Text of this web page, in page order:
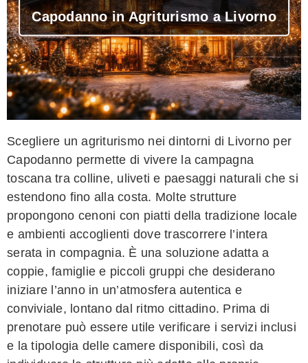
Capodanno in Agriturismo a Livorno
Scegliere un agriturismo nei dintorni di Livorno per
Capodanno permette di vivere la campagna
toscana tra colline, uliveti e paesaggi naturali che si
estendono fino alla costa. Molte strutture
propongono cenoni con piatti della tradizione locale
e ambienti accoglienti dove trascorrere l’intera
serata in compagnia. È una soluzione adatta a
coppie, famiglie e piccoli gruppi che desiderano
iniziare l’anno in un’atmosfera autentica e
conviviale, lontano dal ritmo cittadino. Prima di
prenotare può essere utile verificare i servizi inclusi
e la tipologia delle camere disponibili, così da